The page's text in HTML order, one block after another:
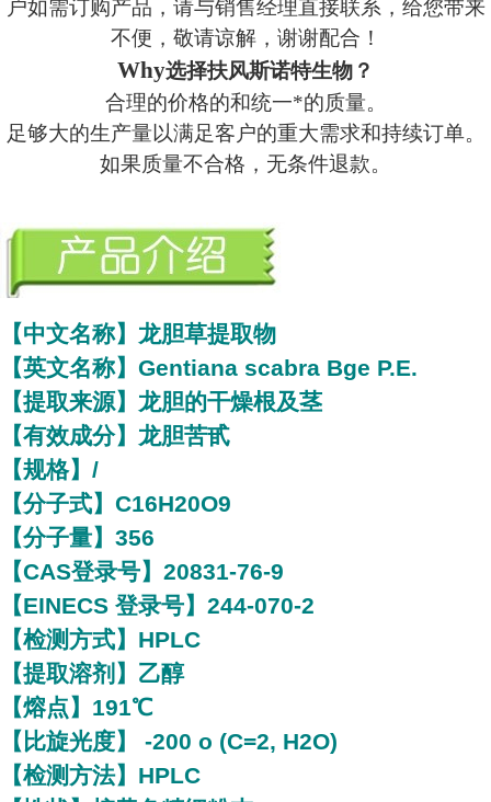
户如需订购产品，请与销售经理直接联系，给您带来
不便，敬请谅解，谢谢配合！
Why选择扶风斯诺特生物？
合理的价格的和统一*的质量。
足够大的生产量以满足客户的重大需求和持续订单。
如果质量不合格，无条件退款。
【中文名称】龙胆草提取物
【英文名称】Gentiana scabra Bge P.E.
【提取来源】龙胆的干燥根及茎
【有效成分】龙胆苦甙
【规格】/
【分子式】C16H20O9
【分子量】356
【CAS登录号】20831-76-9
【EINECS 登录号】244-070-2
【检测方式】HPLC
【提取溶剂】乙醇
【熔点】191℃
【比旋光度】 -200 o (C=2, H2O)
【检测方法】HPLC